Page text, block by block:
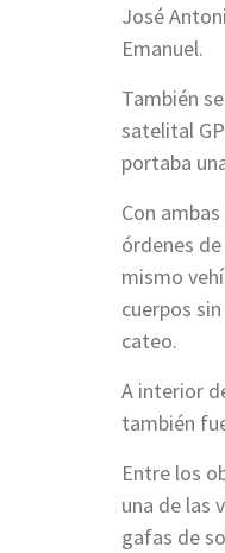
José
Emanuel.
También
satelital
portaba
Con
órdenes
mismo
cuerpos
cateo.
A interior
también
Entre los
una de las
gafas de